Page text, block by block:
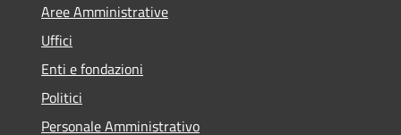
Aree Amministrative
Uffici
Enti e fondazioni
Politici
Personale Amministrativo